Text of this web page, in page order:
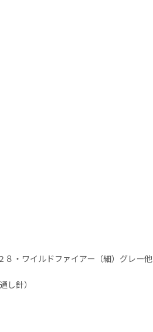
８・ワイルドファイアー（細）グレー他
し針）